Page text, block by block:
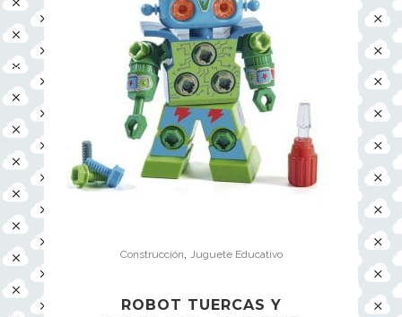
Construcción Juguete Educativo
ROBOT TUERCAS Y